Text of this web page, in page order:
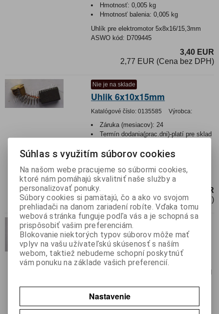
Hmotnosť:0,005 kg
Hmotnosť balenia:0,005 kg
Uhlík pre elektromotor 5x8x16/15,3mm
ASWO kód: D709445
3,40 EUR
2,77 EUR (Cena bez DPH)
Nie je na sklade
Uhlik 6x10x15mm
Katalógové číslo: 0135585 Výrobca:
Záruka (mesiacov): 24
Termín dodania(prac.dni)-platí pre sklad
Hmotnosť:0,005 kg
Uhlík pre elektromotor 6x10x15mm
3,75 EUR
3,05 EUR (Cena bez DPH)
Nie je na sklade
Uhlik 6x9x21,5/19,5mm
Katalógové číslo: 0136134 Výrobca:
Záruka (mesiacov):24
Hmotnosť balenia:
Súhlas s využitím súborov cookies
Na našom webe pracujeme so súbormi cookies,
ktoré nám pomáhajú skvalitniť naše služby a
personalizovať ponuky.
Súbory cookies si pamätajú, čo a ako vo svojom
prehliadači na danom zariadení robíte. Vďaka tomu
webová stránka funguje podľa vás a je schopná sa
prispôsobiť vašim preferenciám.
Blokovanie niektorých typov súborov môže mať
vplyv na vašu užívateľskú skúsenosť s naším
webom, taktiež nebudeme schopní poskytnúť
vám ponuku na základe vašich preferencií.
Nastavenie